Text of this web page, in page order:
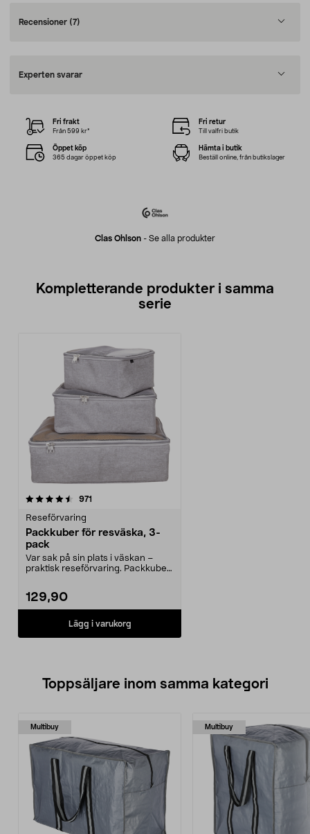
Recensioner (7)
Experten svarar
Clas Ohlson - Se alla produkter
Fri frakt
Från 599 kr*
Fri retur
Till valfri butik
Öppet köp
365 dagar öppet köp
Hämta i butik
Beställ online, från butikslager
Kompletterande produkter i samma
serie
971
Reseförvaring
Packkuber för resväska, 3-
pack
Var sak på sin plats i väskan –
praktisk reseförvaring. Packkuber
129,90
Lägg i varukorg
Toppsäljare inom samma kategori
Multibuy Multibuy